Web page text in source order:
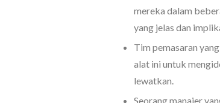
mereka dalam
yang jelas dan
Tim pemasaran
alat ini untuk
lewatkan.
Seorang manajer